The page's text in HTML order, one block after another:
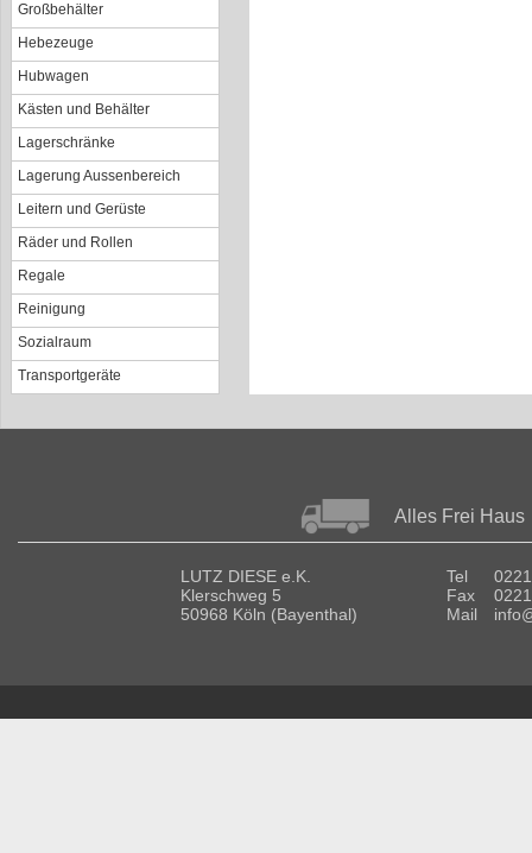
Großbehälter
Hebezeuge
Hubwagen
Kästen und Behälter
Lagerschränke
Lagerung Aussenbereich
Leitern und Gerüste
Räder und Rollen
Regale
Reinigung
Sozialraum
Transportgeräte
Alles Frei Haus
LUTZ DIESE e.K.
Klerschweg 5
50968 Köln (Bayenthal)
Tel
Fax
Mail